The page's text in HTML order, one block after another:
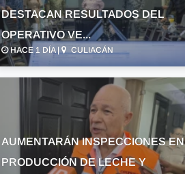
DESTACAN RESULTADOS DEL
OPERATIVO VE...
HACE 1 DÍA | CULIACÁN
AUMENTARÁN INSPECCIONES EN
PRODUCCIÓN DE LECHE Y